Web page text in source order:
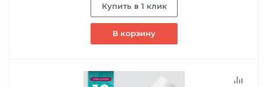
Купить в 1 клик
В корзину